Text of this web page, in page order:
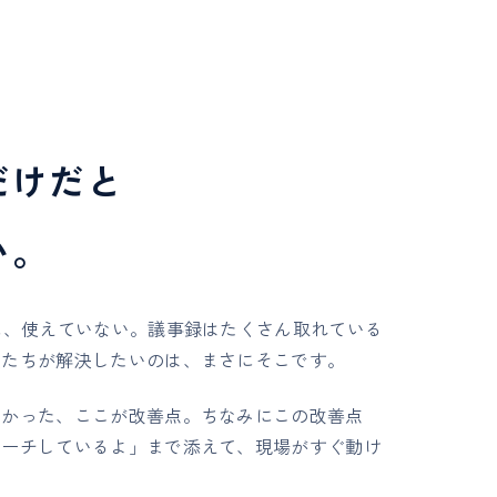
だと
使えていない。議事録はたくさん取れている
ちが解決したいのは、まさにそこです。
った、ここが改善点。ちなみにこの改善点
チしているよ」まで添えて、現場がすぐ動け